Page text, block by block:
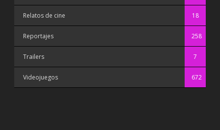
Relatos de cine 18
Reportajes 258
Trailers 7
Videojuegos 672